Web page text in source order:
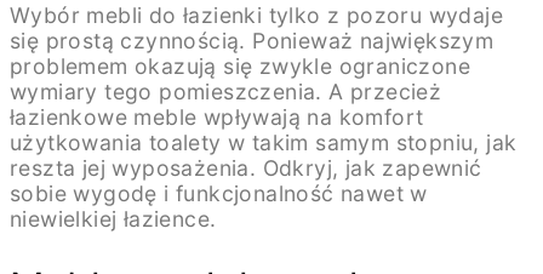
Wybór mebli do łazienki tylko z pozoru wydaje
się prostą czynnością. Ponieważ największym
problemem okazują się zwykle ograniczone
wymiary tego pomieszczenia. A przecież
łazienkowe meble wpływają na komfort
użytkowania toalety w takim samym stopniu, jak
reszta jej wyposażenia. Odkryj, jak zapewnić
sobie wygodę i funkcjonalność nawet w
niewielkiej łazience.